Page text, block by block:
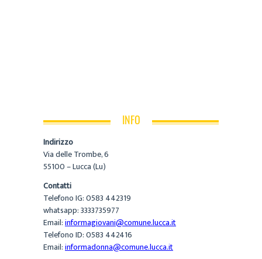
INFO
Indirizzo
Via delle Trombe, 6
55100 – Lucca (Lu)
Contatti
Telefono IG: 0583 442319
whatsapp: 3333735977
Email:informagiovani@comune.lucca.it
Telefono ID: 0583 442416
Email:informadonna@comune.lucca.it